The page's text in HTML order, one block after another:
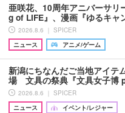
亜咲花、10周年アニバーサリ
g of LIFE』、漫画『ゆるキ
2026.8.6 ｜ SPICER
ニュース
アニメ/ゲーム
新潟にちなんだご当地アイテ
場 文具の祭典『文具女子博
2026.8.6 ｜ SPICER
ニュース
イベント/レジャー